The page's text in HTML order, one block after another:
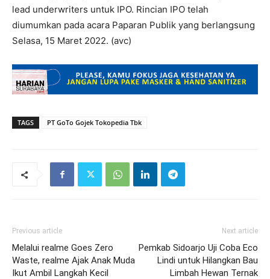
lead underwriters untuk IPO. Rincian IPO telah
diumumkan pada acara Paparan Publik yang berlangsung
Selasa, 15 Maret 2022. (avc)
TAGS PT GoTo Gojek Tokopedia Tbk
Previous article
Melalui realme Goes Zero
Waste, realme Ajak Anak Muda
Ikut Ambil Langkah Kecil
Next article
Pemkab Sidoarjo Uji Coba Eco
Lindi untuk Hilangkan Bau
Limbah Hewan Ternak